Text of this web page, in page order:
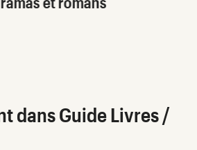
dans Guide Livres /